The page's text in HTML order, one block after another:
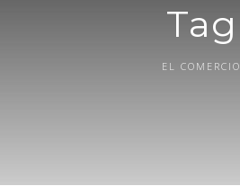
Tag
EL COMERCIO